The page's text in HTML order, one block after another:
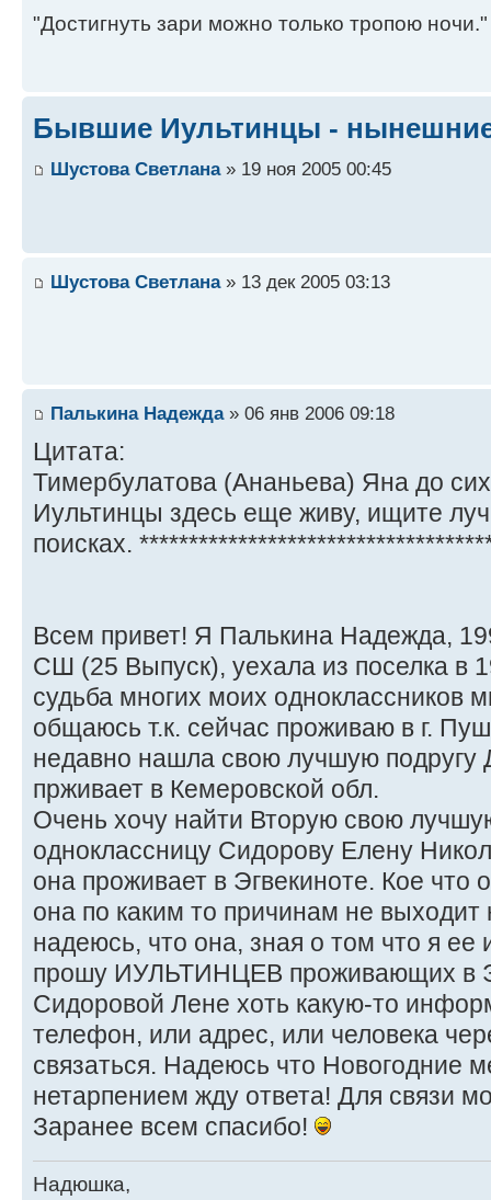
"Достигнуть зари можно только тропою ночи."
Бывшие Иультинцы -
Шустова Светлана» 19 ноя 2005 00:45
Шустова Светлана» 13 дек 2005 03:13
Палькина Надежда» 06 янв 2006 09:18
Цитата:
Тимербулатова (Ананьева) Яна до
Иультинцы здесь еще живу, ищите
поисках.
Всем привет! Я Палькина Надежда,
СШ (25 Выпуск), уехала из поселка в
судьба многих моих одноклассников
общаюсь т.к. сейчас проживаю в г.
недавно нашла свою лучшую подругу
прживает в Кемеровской обл.
Очень хочу найти Вторую свою
одноклассницу Сидорову Елену
она проживает в Эгвекиноте. Кое
она по каким то причинам не выходит
надеюсь, что она, зная о том что я ее
прошу ИУЛЬТИНЦЕВ проживающих в
Сидоровой Лене хоть какую-то
телефон, или адрес, или человека
связаться. Надеюсь что Новогодние
нетарпением жду ответа! Для связи
Заранее всем спасибо!
Надюшка,